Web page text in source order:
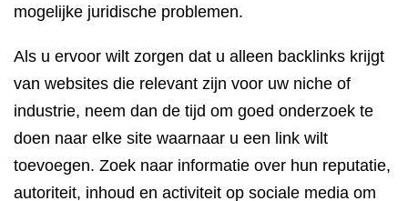
mogelijke juridische problemen.
Als u ervoor wilt zorgen dat u alleen backlinks krijgt
van websites die relevant zijn voor uw niche of
industrie, neem dan de tijd om goed onderzoek te
doen naar elke site waarnaar u een link wilt
toevoegen. Zoek naar informatie over hun reputatie,
autoriteit, inhoud en activiteit op sociale media om